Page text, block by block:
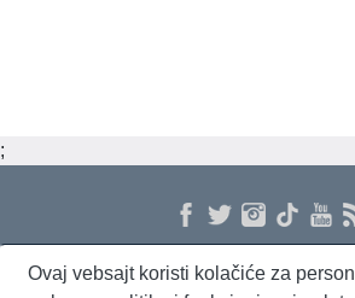
;
Ovaj vebsajt koristi kolačiće za